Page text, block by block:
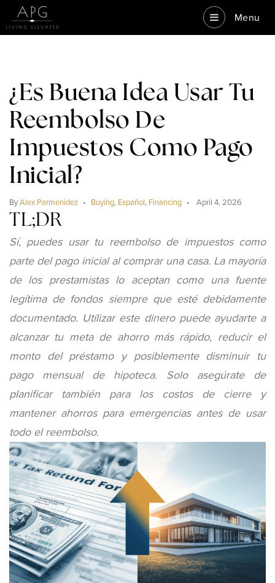
Menu
¿Es Buena Idea Usar Tu
Reembolso De
Impuestos Como Pago
Inicial?
ByAlex Parmenidez Buying, Español, Financing April 4, 2026
TL;DR
Sí, puedes usar tu reembolso de impuestos como
parte del pago inicial al comprar una casa. La mayoría
de los prestamistas lo aceptan como una fuente
legítima de fondos siempre que esté debidamente
documentado. Utilizar este dinero puede ayudarte a
alcanzar tu meta de ahorro más rápido, reducir el
monto del préstamo y posiblemente disminuir tu
pago mensual de hipoteca. Solo asegúrate de
planificar también para los costos de cierre y
mantener ahorros para emergencias antes de usar
todo el reembolso.